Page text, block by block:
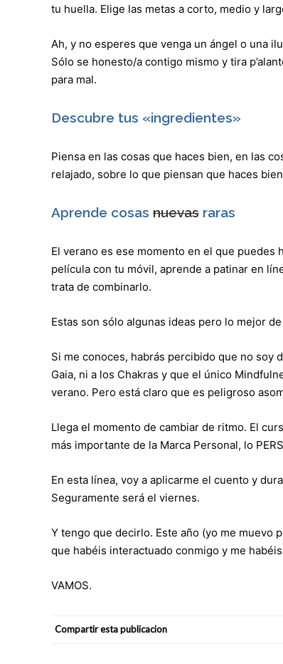
tu huella. Elige las metas a corto, medio y
Ah, y no esperes que venga un ángel o una
Sólo se honesto/a contigo mismo y tira
para mal.
Descubre tus «ingredientes»
Piensa en las cosas que haces bien, en las
relajado, sobre lo que piensan que haces
Aprende cosas nuevas raras
El verano es ese momento en el que
película con tu móvil, aprende a patinar en
trata de combinarlo.
Estas son sólo algunas ideas pero lo mejor
Si me conoces, habrás percibido que no soy
Gaia, ni a los Chakras y que el único
verano. Pero está claro que es peligroso
Llega el momento de cambiar de ritmo. El
más importante de la Marca Personal, lo
En esta línea, voy a aplicarme el cuento y
Seguramente será el viernes.
Y tengo que decirlo. Este año (yo me muevo
que habéis interactuado conmigo y me
VAMOS.
Compartir esta publicacion